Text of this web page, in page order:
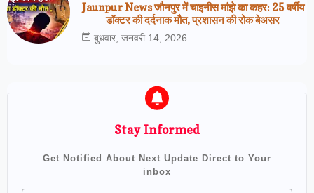
Jaunpur News जौनपुर में चाइनीस मांझे का कहर: 25 वर्षीय
डॉक्टर की दर्दनाक मौत, प्रशासन की रोक बेअसर
बुधवार, जनवरी 14, 2026
Stay Informed
Get Notified About Next Update Direct to Your
inbox